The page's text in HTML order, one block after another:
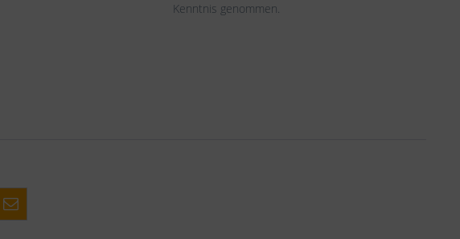
Kenntnis genommen.